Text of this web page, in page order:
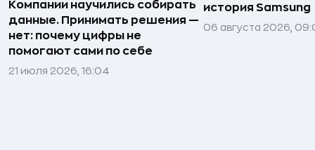
Компании научились собирать
данные. Принимать решения —
нет: почему цифры не
помогают сами по себе
21 июля 2026, 16:04
история Samsung
06 августа 2026,